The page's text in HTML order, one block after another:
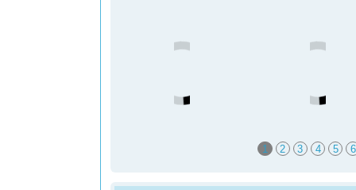
1 2 3 4 5 6